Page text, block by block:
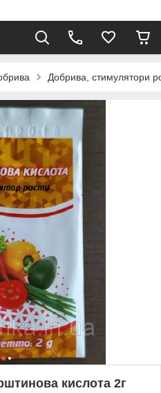
Добрива, стимулятори
кислота 2г